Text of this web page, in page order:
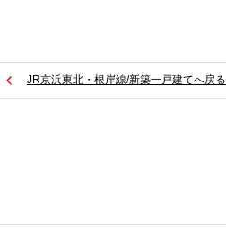
JR京浜東北・根岸線/新築一戸建てへ戻る